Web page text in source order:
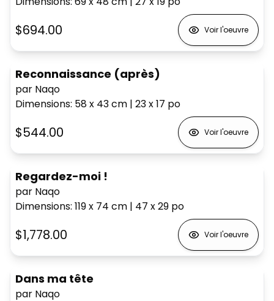
$694.00 Voir l'oeuvre
Reconnaissance (après)
par Naqo
Dimensions: 58 x 43cm | 23 x 17 po
$544.00 Voir l'oeuvre
Regardez-moi !
par Naqo
Dimensions: 119 x 74 cm | 47 x 29 po
$1,778.00 Voir l'oeuvre
Dans ma tête
par Naqo